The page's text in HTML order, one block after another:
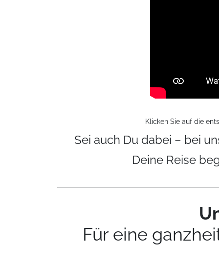
Klicken Sie auf die
Sei auch Du dabei – bei
Deine Reise
Für eine